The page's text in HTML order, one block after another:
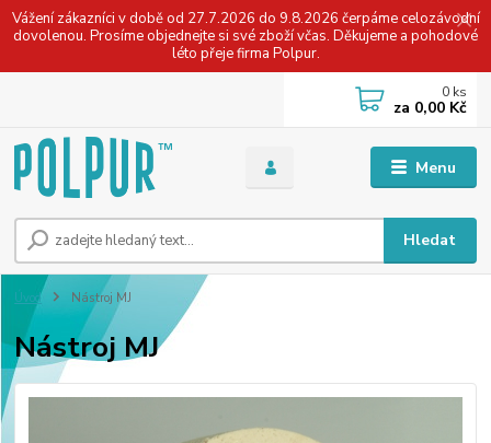
Vážení zákazníci v době od 27.7.2026 do 9.8.2026 čerpáme celozávodní
dovolenou. Prosíme objednejte si své zboží včas. Děkujeme a pohodové
léto přeje firma Polpur.
Menu
Hledat
0 ks
za 0,00 Kč
Úvod Nástroj MJ
Nástroj MJ